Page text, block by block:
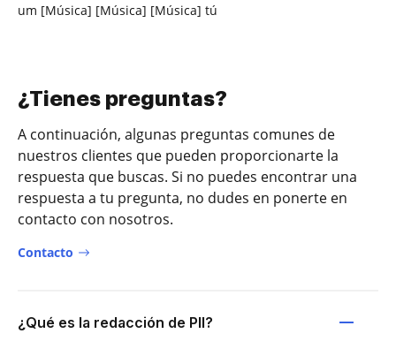
um [Música] [Música] [Música] tú
¿Tienes preguntas?
A continuación, algunas preguntas comunes de
nuestros clientes que pueden proporcionarte la
respuesta que buscas. Si no puedes encontrar una
respuesta a tu pregunta, no dudes en ponerte en
contacto con nosotros.
Contacto
¿Qué es la redacción de PII?